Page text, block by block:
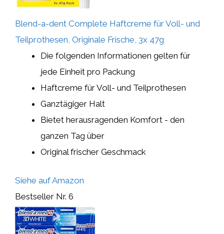
Blend-a-dent Complete Haftcreme für Voll- und
Teilprothesen, Originale Frische, 3x 47g
Die folgenden Informationen gelten für
jede Einheit pro Packung
Haftcreme für Voll- und Teilprothesen
Ganztägiger Halt
Bietet herausragenden Komfort - den
ganzen Tag über
Original frischer Geschmack
Siehe auf Amazon
Bestseller Nr. 6